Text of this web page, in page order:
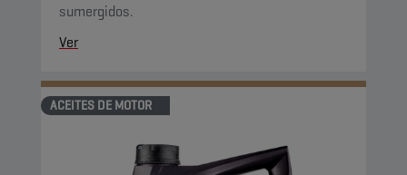
sumergidos.
Ver
ACEITES DE MOTOR